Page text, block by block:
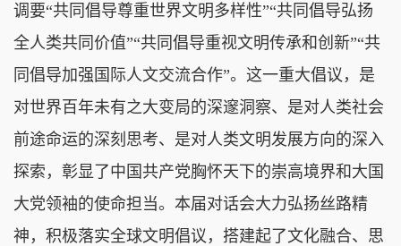
调要“共同倡导尊重世界文明多样性”“共同倡导弘扬
全人类共同价值”“共同倡导重视文明传承和创新”“共
同倡导加强国际人文交流合作”。这一重大倡议，是
对世界百年未有之大变局的深邃洞察、是对人类社会
前途命运的深刻思考、是对人类文明发展方向的深入
探索，彰显了中国共产党胸怀天下的崇高境界和大国
大党领袖的使命担当。本届对话会大力弘扬丝路精
神，积极落实全球文明倡议，搭建起了文化融合、思